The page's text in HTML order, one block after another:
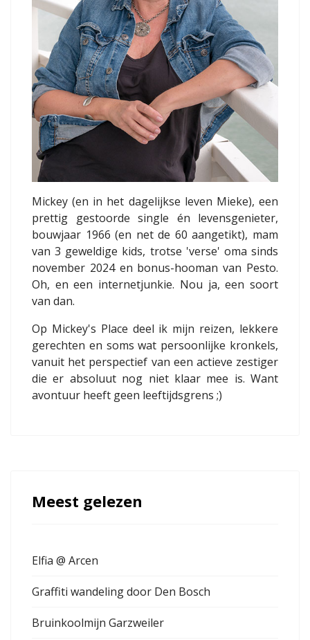
Mickey (en in het dagelijkse leven Mieke), een
prettig gestoorde single én levensgenieter,
bouwjaar 1966 (en net de 60 aangetikt), mam
van 3 geweldige kids, trotse 'verse' oma sinds
november 2024 en bonus-hooman van Pesto.
Oh, en een internetjunkie. Nou ja, een soort
van dan.
Op Mickey's Place deel ik mijn reizen, lekkere
gerechten en soms wat persoonlijke kronkels,
vanuit het perspectief van een actieve zestiger
die er absoluut nog niet klaar mee is. Want
avontuur heeft geen leeftijdsgrens ;)
Meest gelezen
Elfia @ Arcen
Graffiti wandeling door Den Bosch
Bruinkoolmijn Garzweiler